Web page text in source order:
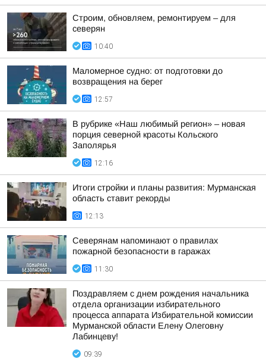
Строим, обновляем, ремонтируем – для
северян
10:40
Маломерное судно: от подготовки до
возвращения на берег
12:57
В рубрике «Наш любимый регион» – новая
порция северной красоты Кольского
Заполярья
12:16
Итоги стройки и планы развития: Мурманская
область ставит рекорды
12:13
Северянам напоминают о правилах
пожарной безопасности в гаражах
11:30
Поздравляем с днем рождения начальника
отдела организации избирательного
процесса аппарата Избирательной комиссии
Мурманской области Елену Олеговну
Лабинцеву!
09:39